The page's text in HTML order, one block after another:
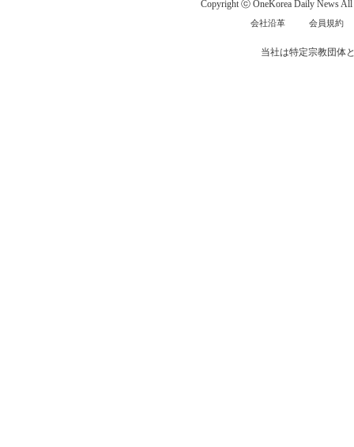
Copyright ⓒ OneKorea Daily News All
会社沿革 会員規約
当社は特定宗教団体